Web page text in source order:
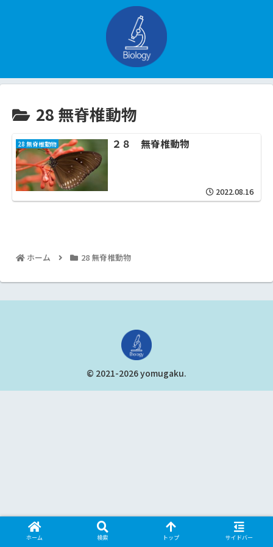
28 無脊椎動物
28 無脊椎動物 ２８ 無脊椎動物
2022.08.16
ホーム 28 無脊椎動物
© 2021-2026 yomugaku.
ホーム 検索 トップ サイドバー